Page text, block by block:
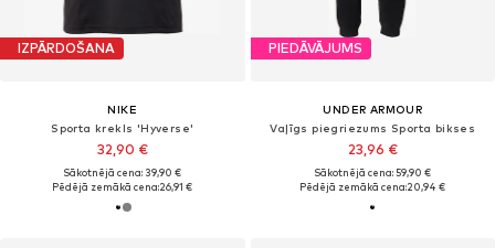
IZPĀRDOŠANA
NIKE
Sporta krekls 'Hyverse'
32,90 €
Sākotnējā cena: 39,90 €
Pēdējā zemākā cena:26,91 €
PIEDĀVĀJUMS
UNDER ARMOUR
Vaļīgs piegriezums Sporta bikses
23,96 €
Sākotnējā cena: 59,90 €
Pēdējā zemākā cena:20,94 €